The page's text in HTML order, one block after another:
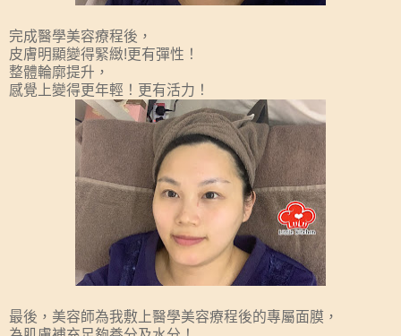
完成醫學美容療程後，
皮膚明顯變得緊緻!更有彈性！
整體輪廓提升，
感覺上變得更年輕！更有活力！
最後，美容師為我敷上醫學美容療程後的專屬面膜，